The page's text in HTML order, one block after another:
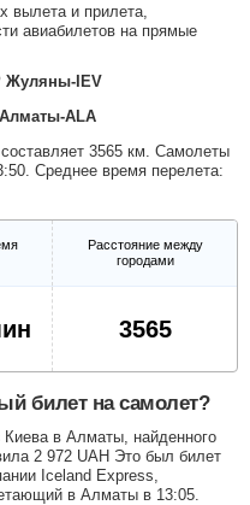
вылета и прилета,
авиабилетов на прямые
Жуляны-IEV
Алматы-ALA
3565 км. Самолеты
Среднее время перелета:
Расстояние между
городами
3565
билет на самолет?
в Алматы, найденного
2 972 UAH Это был билет
Iceland Express,
в Алматы в 13:05.